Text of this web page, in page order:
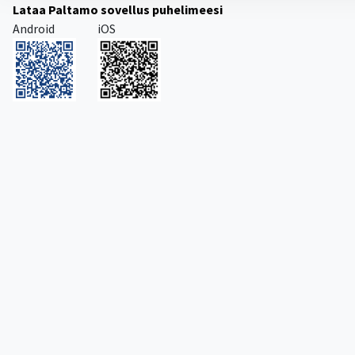
Lataa Paltamo sovellus puhelimeesi
Android
iOS